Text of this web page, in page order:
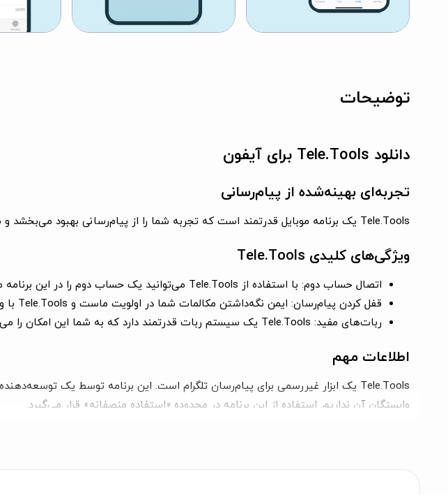
توضیحات
دانلود Tele.Tools برای آیفون
تجربه‌ای بهینه‌شده از پیام‌رسانی
Tele.Tools یک برنامه موبایل قدرتمند است که تجربه شما را از پیام‌رسانی بهبود می‌بخشد و مجموعه‌ای از ویژگی‌های ضروری را ارائه می‌دهد.
ویژگی‌های کلیدی Tele.Tools
اتصال حساب دوم: با استفاده از Tele.Tools می‌توانید یک حساب دوم را در این برنامه متصل کنید و ارتباطات شخصی و حرفه‌ای خود را از هم جدا کنید.
قفل کردن پیام‌رسان: ایمن نگه‌داشتن مکالمات شما در اولویت ماست و Tele.Tools با ویژگی قفل برنامه قوی خود این امنیت را فراهم می‌کند.
ربات‌های مفید:
اطلاعات مهم
وابستگان آن نداریم. استفاده از این برنامه در محدوده «استفاده منصفانه» قرار می‌گیرد.
برای اطلاعات بیشتر می‌توانید بهشرایط استفادهوسیاست حفظ حریم خصوصیمراجعه کنید.